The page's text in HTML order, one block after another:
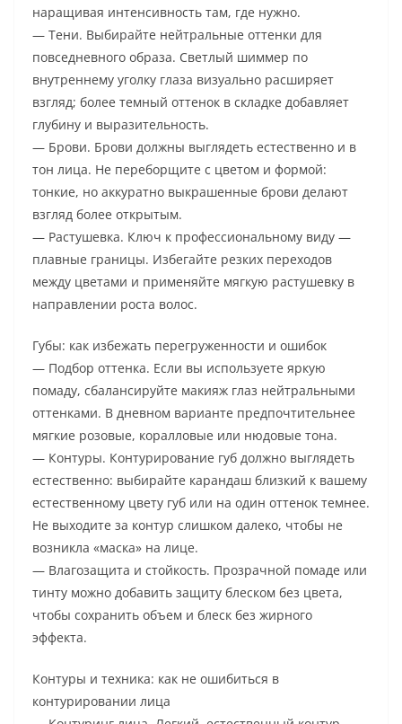
наращивая интенсивность там, где нужно.
— Тени. Выбирайте нейтральные оттенки для
повседневного образа. Светлый шиммер по
внутреннему уголку глаза визуально расширяет
взгляд; более темный оттенок в складке добавляет
глубину и выразительность.
— Брови. Брови должны выглядеть естественно и в
тон лица. Не переборщите с цветом и формой:
тонкие, но аккуратно выкрашенные брови делают
взгляд более открытым.
— Растушевка. Ключ к профессиональному виду —
плавные границы. Избегайте резких переходов
между цветами и применяйте мягкую растушевку в
направлении роста волос.
Губы: как избежать перегруженности и ошибок
— Подбор оттенка. Если вы используете яркую
помаду, сбалансируйте макияж глаз нейтральными
оттенками. В дневном варианте предпочтительнее
мягкие розовые, коралловые или нюдовые тона.
— Контуры. Контурирование губ должно выглядеть
естественно: выбирайте карандаш близкий к вашему
естественному цвету губ или на один оттенок темнее.
Не выходите за контур слишком далеко, чтобы не
возникла «маска» на лице.
— Влагозащита и стойкость. Прозрачной помаде или
тинту можно добавить защиту блеском без цвета,
чтобы сохранить объем и блеск без жирного
эффекта.
Контуры и техника: как не ошибиться в
контурировании лица